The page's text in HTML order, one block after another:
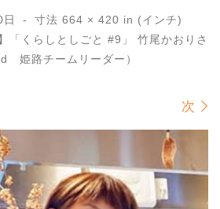
- 寸法 664 × 420 in (インチ)
「くらしとしごと #9」 竹尾かおりさ
姫路チームリーダー）
ション 次